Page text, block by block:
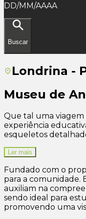
DD/MM/AAAA
Buscar
Londrina -
Museu de
Que tal uma
experiência
esqueletos
Ler mais
Fundado com o
para a comunidade.
auxiliam na
sendo ideal para
promovendo uma